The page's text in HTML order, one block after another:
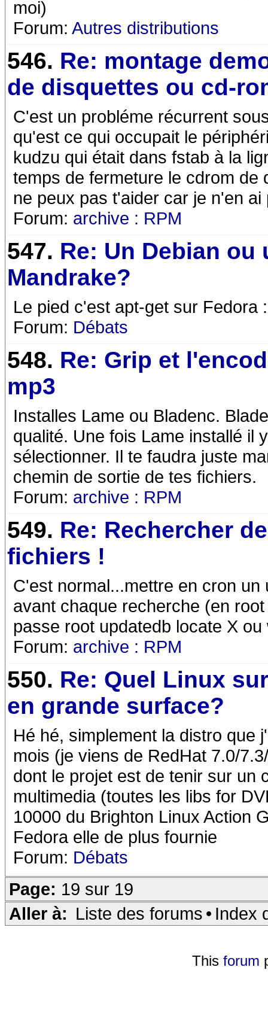
moi)
Forum: Autres distributions
546. Re: montage
de disquettes ou cd-
C'est un probléme récurrent
qu'est ce qui occupait le
kudzu qui était dans fstab à la
temps de fermeture le cdrom de
ne peux pas t'aider car je n'en
Forum: archive : RPM
547. Re: Un Debian ou
Mandrake?
Le pied c'est apt-get sur Fedora
Forum: Débats
548. Re: Grip et
mp3
Installes Lame ou Bladenc.
qualité. Une fois Lame installé il
sélectionner. Il te faudra juste
chemin de sortie de tes fichiers.
Forum: archive : RPM
549. Re: Rechercher
fichiers !
C'est normal...mettre en cron
avant chaque recherche (en
passe root updatedb locate X ou
Forum: archive : RPM
550. Re: Quel Linux
en grande surface?
Hé hé, simplement la distro que
mois (je viens de RedHat 7.0/
dont le projet est de tenir sur un
multimedia (toutes les libs for
10000 du Brighton Linux Action
Fedora elle de plus fournie
Forum: Débats
Page: 19 sur 19
Aller à: Liste des forums • Index
This forum